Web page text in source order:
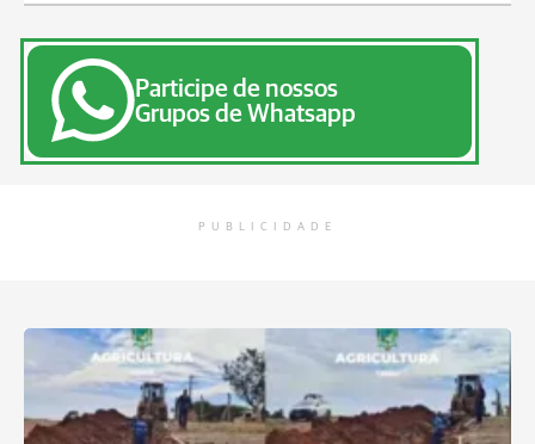
Participe de nossos
Grupos de Whatsapp
PUBLICIDADE